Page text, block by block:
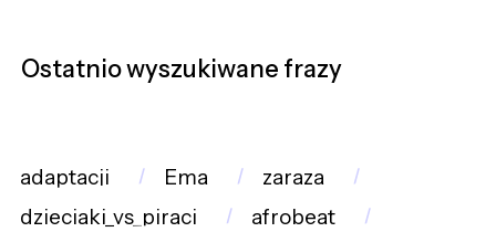
Ostatnio wyszukiwane frazy
adaptacji Ema
zaraza
dzieciaki_vs_piraci
afrobeat